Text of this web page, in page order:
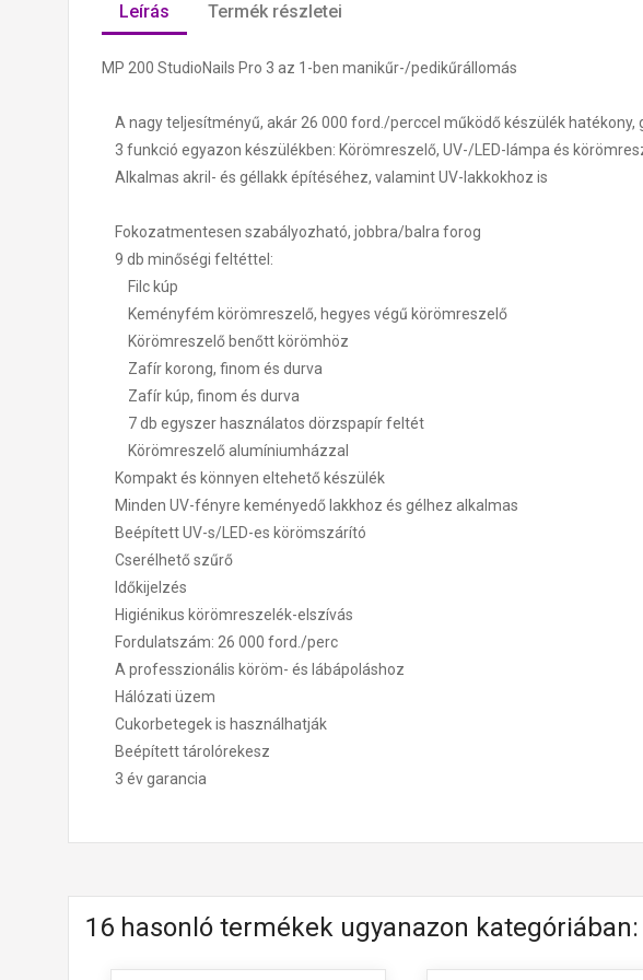
Leírás Termék részletei
MP 200 StudioNails Pro 3 az 1-ben manikűr-/pedikűrállomás
A nagy teljesítményű, akár 26 000 ford./perccel működő készülék
3 funkció egyazon készülékben: Körömreszelő, UV-/LED-lámpa és
Alkalmas akril- és géllakk építéséhez, valamint UV-lakkokhoz is
Fokozatmentesen szabályozható, jobbra/balra forog
9 db minőségi feltéttel:
Filc kúp
Keményfém körömreszelő, hegyes végű körömreszelő
Körömreszelő benőtt körömhöz
Zafír korong, finom és durva
Zafír kúp, finom és durva
7 db egyszer használatos dörzspapír feltét
Körömreszelő alumíniumházzal
Kompakt és könnyen eltehető készülék
Minden UV-fényre keményedő lakkhoz és gélhez alkalmas
Beépített UV-s/LED-es körömszárító
Cserélhető szűrő
Időkijelzés
Higiénikus körömreszelék-elszívás
Fordulatszám: 26 000 ford./perc
A professzionális köröm- és lábápoláshoz
Hálózati üzem
Cukorbetegek is használhatják
Beépített tárolórekesz
3 év garancia
16 hasonló termékek ugyanazon kategóriában: